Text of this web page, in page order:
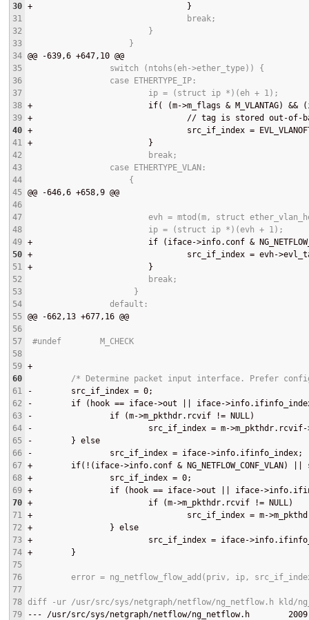
30
31
32
33
34
35
36
37
38
39
40
41
42
43
44
45
46
47
48
49
50
51
52
53
54
55
56
57
58
59
60
61
62
63
64
65
66
67
68
69
70
71
72
73
74
75
76
77
78
79
+
                                }
                                 break;
                         }
                     }
@@ -639,6 +647,10 @@
                 switch (ntohs(eh->ether_type)) {
                 case ETHERTYPE_IP:
                         ip = (struct ip *)(eh + 1);
+
if( (m->m_flags & M_VLANTAG) &&
+
// tag is stored out-of-
+
src_if_index =
+
                        }
                         break;
                 case ETHERTYPE_VLAN:
                     {
@@ -646,6 +658,9 @@
evh = mtod(m, struct
                         ip = (struct ip *)(evh + 1);
+
if (iface->info.conf &
+
src_if_index = evh-
+
                        }
                         break;
                      }
                 default:
@@ -662,13 +677,16 @@
#undef        M_CHECK
+
/* Determine packet input interface. Prefer
-
        src_if_index = 0;
-
if (hook == iface->out || iface-
-
                if (m->m_pkthdr.rcvif != NULL)
-
src_if_index = m-
-
        } else
-
                src_if_index = iface->info.ifinfo_index;
+
if(!(iface->info.conf & NG_NETFLOW_CONF_VLAN) ||
+
                src_if_index = 0;
+
if (hook == iface->out || iface-
+
                        if (m->m_pkthdr.rcvif != NULL)
+
src_if_index = m-
+
                } else
+
src_if_index = iface-
+
        }
error = ng_netflow_flow_add(priv, ip,
diff -ur /usr/src/sys/netgraph/netflow/ng_netflow.h kld/
---
/usr/src/sys/netgraph/netflow/ng_netflow.h        2009-